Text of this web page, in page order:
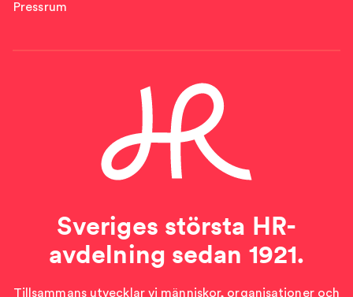
Pressrum
Sveriges största HR-
avdelning sedan 1921.
Tillsammans utvecklar vi människor, organisationer och